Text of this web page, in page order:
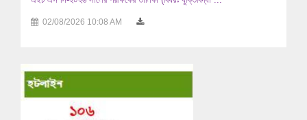
02/08/2026 10:08 AM
এইচ এস সি-২০২৬ সালের পরীক্ষকের তালিকা (বিষয়ঃ ...
29/07/2026 04:07 AM